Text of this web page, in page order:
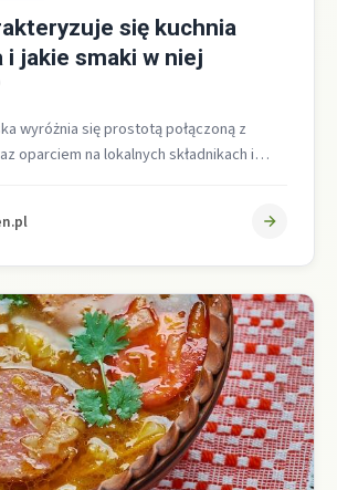
się kuchnia
i jakie smaki w niej
wyróżnia się prostotą połączoną z
oparciem na lokalnych składnikach i